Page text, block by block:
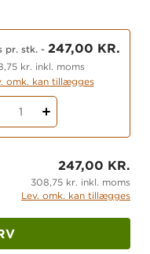
i serienLæs
lys på
med
forkortelsen CL
ogCollaborative
på grundtanken
sammen.
pr. stk.- 247,00 KR.
kr. inkl. moms
omk. kan tillægges
1
247,00 KR.
308,75 kr. inkl. moms
Lev. omk. kan tillægges